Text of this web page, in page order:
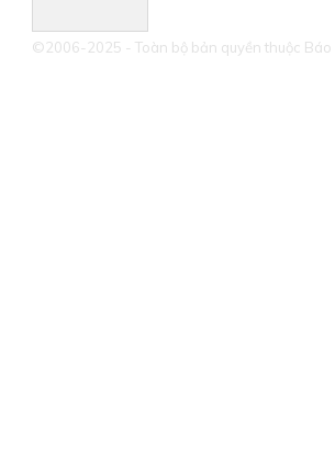
©2006-2025 - Toàn bộ bản quyền thuộc Báo